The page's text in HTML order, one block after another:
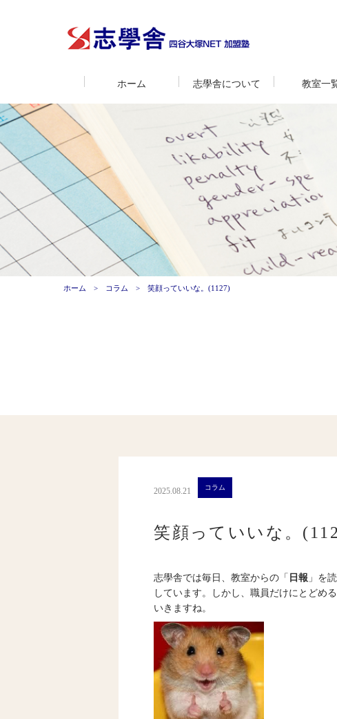
ホーム 志學舎について 教室一
ホーム コラム 笑顔っていいな。(1127)
2025.08.21 コラム
笑顔っていいな。
志學舎では毎日、教室からの「 日報 」を
しています。しかし、職員だけにとどめ
いきますね。